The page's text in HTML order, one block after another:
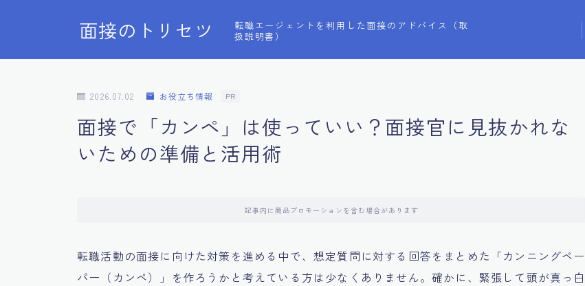
面接のトリセツ
転職エージェントを利用した面接のアドバイス（取
扱説明書）
2026.07.02 お役立ち情報 PR
面接で「カンペ」は使っていい？面接官に見抜かれな
いための準備と活用術
記事内に商品プロモーションを含む場合があります
転職活動の面接に向けた対策を進める中で、想定質問に対する回答をまとめた「カンニングペー
パー（カンペ）」を作ろうかと考えている方は少なくありません。確かに、緊張して頭が真っ白